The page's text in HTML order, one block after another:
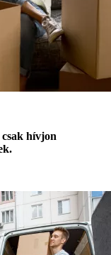
csak hívjon